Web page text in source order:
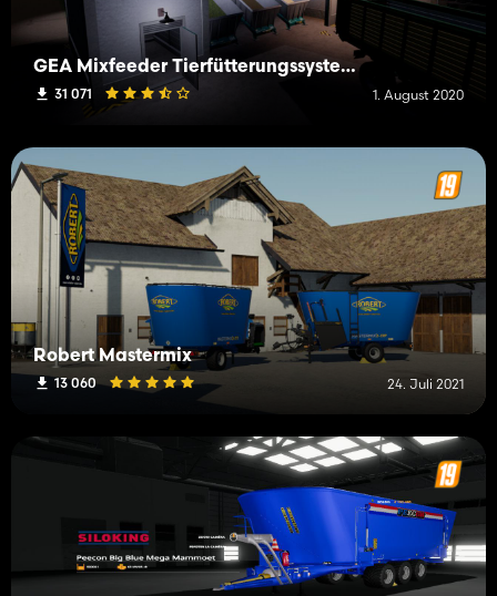
GEA Mixfeeder Tierfütterungssysteme
31 071 1. August 2020
Robert Mastermix
13 060 24. Juli 2021